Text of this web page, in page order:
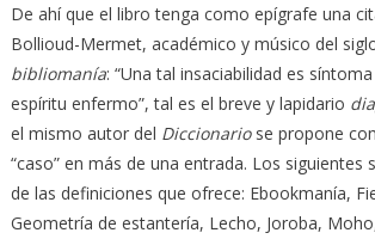
De ahí que el libro tenga como epígrafe una
Bollioud-Mermet, académico y músico del
bibliomanía: “Una tal insaciabilidad es
espíritu enfermo”, tal es el breve y lapidario
el mismo autor del Diccionariose propone
“caso” en más de una entrada. Los siguientes
de las definiciones que ofrece: Ebookmanía,
Geometría de estantería, Lecho, Joroba,